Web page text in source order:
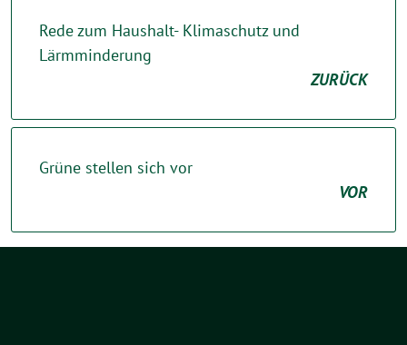
Rede zum Haushalt- Klimaschutz und
Lärmminderung
ZURÜCK
Grüne stellen sich vor
VOR